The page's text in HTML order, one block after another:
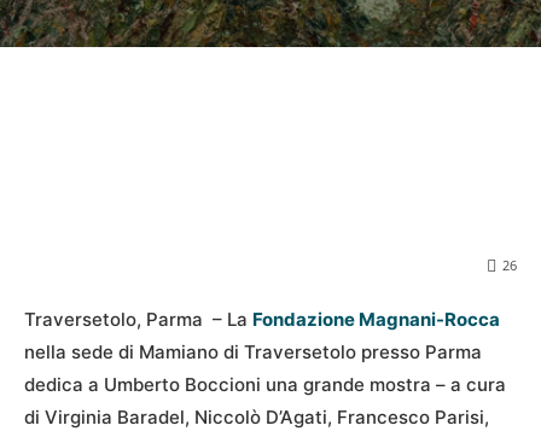
26
Traversetolo, Parma – La Fondazione Magnani-Rocca
nella sede di Mamiano di Traversetolo presso Parma
dedica a Umberto Boccioni una grande mostra – a cura
di Virginia Baradel, Niccolò D’Agati, Francesco Parisi,